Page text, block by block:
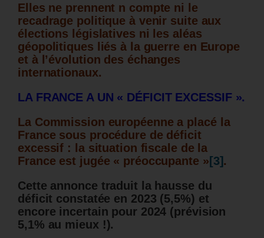
Elles ne prennent n compte ni le
recadrage politique à venir suite aux
élections législatives ni les aléas
géopolitiques liés à la guerre en Europe
et à l’évolution des échanges
internationaux.
LA FRANCE A UN « DÉFICIT EXCESSIF ».
La Commission européenne a placé la
France sous procédure de déficit
excessif : la situation fiscale de la
France est jugée « préoccupante » [3].
Cette annonce traduit la hausse du
déficit constatée en 2023 (5,5%) et
encore incertain pour 2024 (prévision
5,1% au mieux !).